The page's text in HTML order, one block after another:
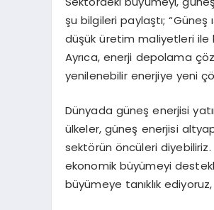
şu bilgileri paylaştı;
düşük üretim maliyetleri ile
Ayrıca, enerji depolama
yenilenebilir enerjiye yeni
Dünyada güneş enerjisi
ülkeler, güneş enerjisi
sektörün öncüleri
ekonomik büyümeyi
büyümeye tanıklık